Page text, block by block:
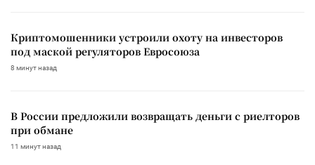
Криптомошенники устроили охоту на инвесторов
под маской регуляторов Евросоюза
8 минут назад
В России предложили возвращать деньги с риелторов
при обмане
11 минут назад